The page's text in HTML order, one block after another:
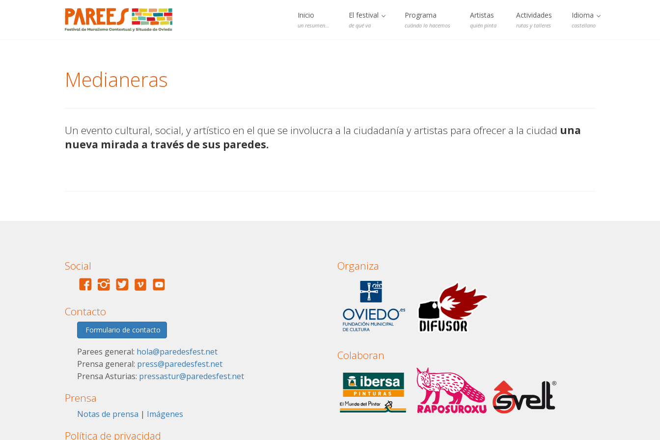
Menu Inicio
un resumen…
El festival
de qué va
Programa
cuándo lo hacemos
Artistas
quién pinta
Actividades
rutas y talleres
Idioma
castellano
Medianeras
Un evento cultural, social, y artístico en el que se involucra a la ciudadanía y artistas para ofrecer a la ciudad una
nueva mirada a través de sus paredes.
Social
Contacto
Formulario de contacto
Parees general: hola@paredesfest.net
Prensa general: press@paredesfest.net
Prensa Asturias: pressastur@paredesfest.net
Prensa
Notas de prensa | Imágenes
Política de privacidad
Organiza
Colaboran